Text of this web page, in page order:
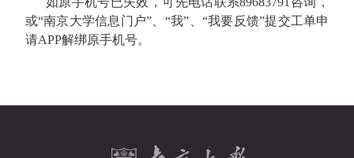
或“南京大学信息门户”、“我”、“我要反馈”提交工单申
请APP解绑原手机号。